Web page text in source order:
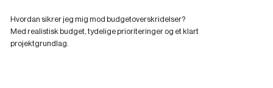
Hvordan sikrer jeg mig mod budgetoverskridelser?
Med realistisk budget, tydelige prioriteringer og et klart
projektgrundlag.